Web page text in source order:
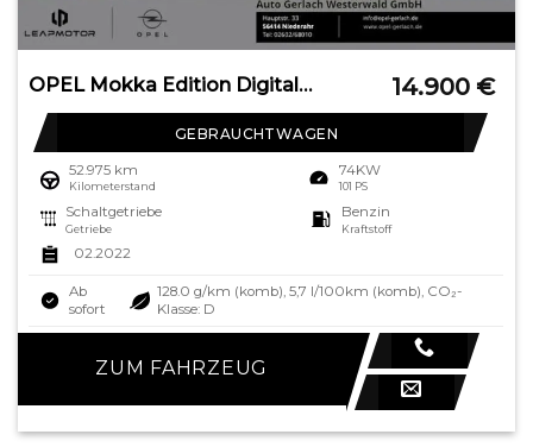
OPEL Mokka Edition Digitales Cockpit LED Apple CarPla 14.900 €
GEBRAUCHTWAGEN
52.975 km
Kilometerstand
74KW
101 PS
Schaltgetriebe
Getriebe
Benzin
Kraftstoff
02.2022
Ab
sofort
128.0 g/km (komb), 5,7 l/100km (komb), CO₂-
Klasse: D
ZUM FAHRZEUG